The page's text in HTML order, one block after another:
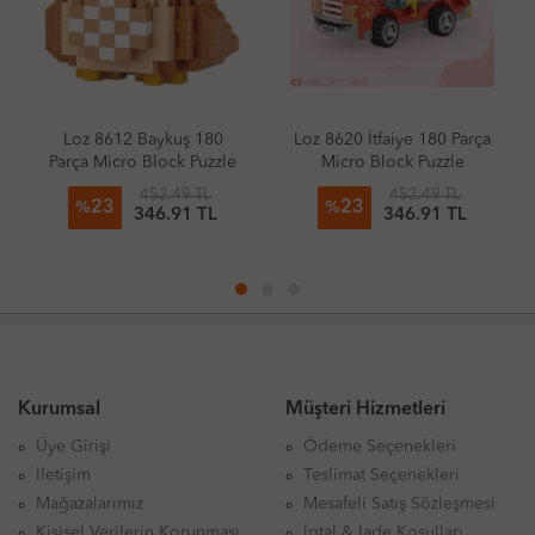
Loz 8612 Baykuş 180
Parça Micro Block Puzzle
%23
452.49 TL
346.91 TL
Loz 8620 İtfaiye 180 Parça
Micro Block Puzzle
%23
452.49 TL
346.91 TL
Kurumsal
Üye Girişi
İletişim
Mağazalarımız
Müşteri Hizmetleri
Ödeme Seçenekleri
Teslimat Seçenekleri
Mesafeli Satış Sözleşmesi